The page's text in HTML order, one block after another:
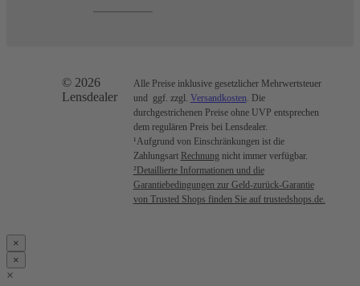
© 2026
Lensdealer
Alle Preise inklusive gesetzlicher Mehrwertsteuer
und ggf. zzgl. Versandkosten . Die
durchgestrichenen Preise ohne UVP entsprechen
dem regulären Preis bei Lensdealer.
¹Aufgrund von Einschränkungen ist die
Zahlungsart Rechnung nicht immer verfügbar.
²Detaillierte Informationen und die
Garantiebedingungen zur Geld-zurück-Garantie
von Trusted Shops finden Sie auf trustedshops.de.
×
×
×